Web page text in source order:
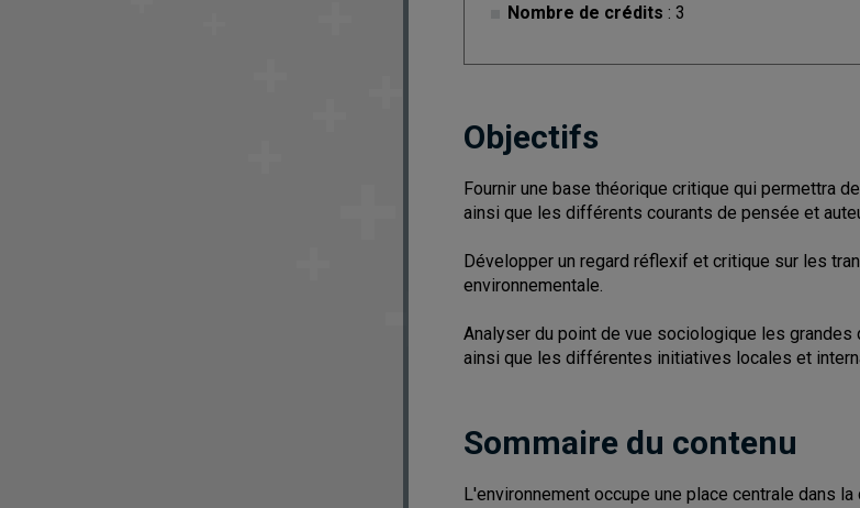
Nombre de crédits : 3
Objectifs
Fournir une base théorique critique qui permettra
ainsi que les différents courants de pensée et
Développer un regard réflexif et critique sur les
environnementale.
Analyser du point de vue sociologique les
ainsi que les différentes initiatives locales et
Sommaire du contenu
L'environnement occupe une place centrale dans